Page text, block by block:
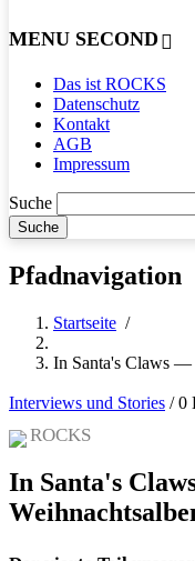
MENU SECOND
Das ist ROCKS
Datenschutz
Kontakt
AGB
Impressum
Suche
Pfadnavigation
Startseite /
In Santa's Claws —
Interviews und Stories /0
ROCKS
In Santa's